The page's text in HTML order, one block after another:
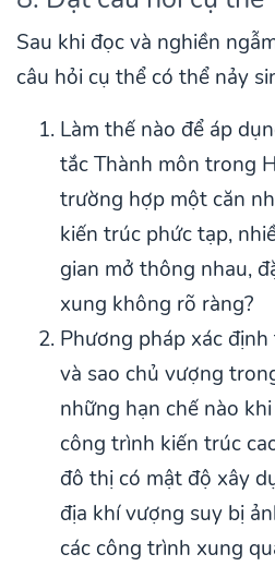
Sau khi đọc và nghiền
câu hỏi cụ thể có thể nảy
Làm thế nào để áp
tắc Thành môn trong
trường hợp một căn
kiến trúc phức tạp,
gian mở thông nhau,
xung không rõ ràng?
Phương pháp xác
và sao chủ vượng
những hạn chế nào
công trình kiến trúc
đô thị có mật độ xây
địa khí vượng suy bị
các công trình xung